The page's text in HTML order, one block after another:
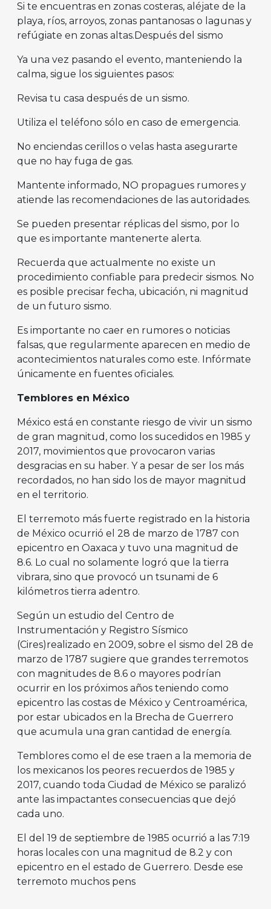
Si te encuentras en zonas costeras, aléjate de la
playa, ríos, arroyos, zonas pantanosas o lagunas y
refúgiate en zonas altas.Después del sismo
Ya una vez pasando el evento, manteniendo la
calma, sigue los siguientes pasos:
Revisa tu casa después de un sismo.
Utiliza el teléfono sólo en caso de emergencia.
No enciendas cerillos o velas hasta asegurarte
que no hay fuga de gas.
Mantente informado, NO propagues rumores y
atiende las recomendaciones de las autoridades.
Se pueden presentar réplicas del sismo, por lo
que es importante mantenerte alerta.
Recuerda que actualmente no existe un
procedimiento confiable para predecir sismos. No
es posible precisar fecha, ubicación, ni magnitud
de un futuro sismo.
Es importante no caer en rumores o noticias
falsas, que regularmente aparecen en medio de
acontecimientos naturales como este. Infórmate
únicamente en fuentes oficiales.
Temblores en México
México está en constante riesgo de vivir un sismo
de gran magnitud, como los sucedidos en 1985 y
2017, movimientos que provocaron varias
desgracias en su haber. Y a pesar de ser los más
recordados, no han sido los de mayor magnitud
en el territorio.
El terremoto más fuerte registrado en la historia
de México ocurrió el 28 de marzo de 1787 con
epicentro en Oaxaca y tuvo una magnitud de
8.6. Lo cual no solamente logró que la tierra
vibrara, sino que provocó un tsunami de 6
kilómetros tierra adentro.
Según un estudio del Centro de
Instrumentación y Registro Sísmico
(Cires)realizado en 2009, sobre el sismo del 28 de
marzo de 1787 sugiere que grandes terremotos
con magnitudes de 8.6 o mayores podrían
ocurrir en los próximos años teniendo como
epicentro las costas de México y Centroamérica,
por estar ubicados en la Brecha de Guerrero
que acumula una gran cantidad de energía.
Temblores como el de ese traen a la memoria de
los mexicanos los peores recuerdos de 1985 y
2017, cuando toda Ciudad de México se paralizó
ante las impactantes consecuencias que dejó
cada uno.
El del 19 de septiembre de 1985 ocurrió a las 7:19
horas locales con una magnitud de 8.2 y con
epicentro en el estado de Guerrero. Desde ese
terremoto muchos pens